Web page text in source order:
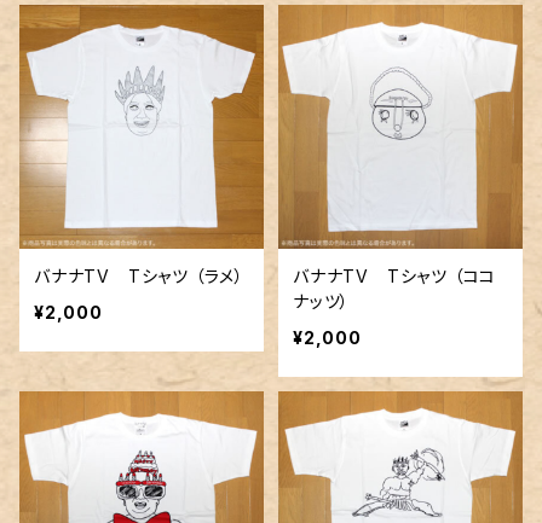
バナナTV Tシャツ （ラメ）
¥2,000
バナナTV Tシャツ （ココ
ナッツ）
¥2,000